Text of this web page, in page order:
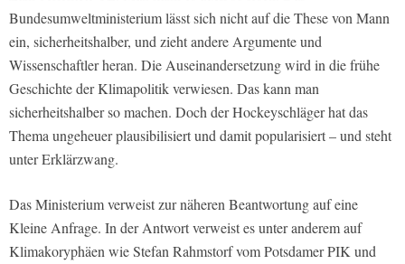
Bundesumweltministerium lässt sich nicht auf die These von Mann
ein, sicherheitshalber, und zieht andere Argumente und
Wissenschaftler heran. Die Auseinandersetzung wird in die frühe
Geschichte der Klimapolitik verwiesen. Das kann man
sicherheitshalber so machen. Doch der Hockeyschläger hat das
Thema ungeheuer plausibilisiert und damit popularisiert – und steht
unter Erklärzwang.
Das Ministerium verweist zur näheren Beantwortung auf eine
Kleine Anfrage. In der Antwort verweist es unter anderem auf
Klimakoryphäen wie Stefan Rahmstorf vom Potsdamer PIK und